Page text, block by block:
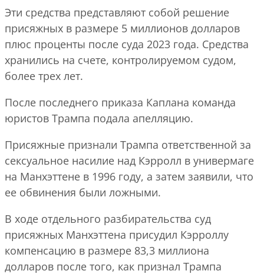
Эти средства представляют собой решение
присяжных в размере 5 миллионов долларов
плюс проценты после суда 2023 года. Средства
хранились на счете, контролируемом судом,
более трех лет.
После последнего приказа Каплана команда
юристов Трампа подала апелляцию.
Присяжные признали Трампа ответственной за
сексуальное насилие над Кэрролл в универмаге
на Манхэттене в 1996 году, а затем заявили, что
ее обвинения были ложными.
В ходе отдельного разбирательства суд
присяжных Манхэттена присудил Кэрроллу
компенсацию в размере 83,3 миллиона
долларов после того, как признал Трампа